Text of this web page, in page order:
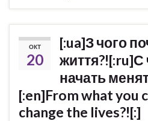
ОКТ
20
[:ua]З чого
начать
[:en]From what you
change the lives?![:]